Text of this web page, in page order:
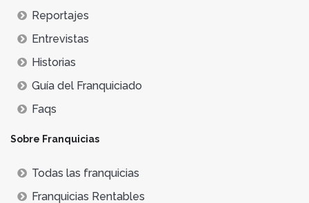
Reportajes
Entrevistas
Historias
Guía del Franquiciado
Faqs
Sobre Franquicias
Todas las franquicias
Franquicias Rentables